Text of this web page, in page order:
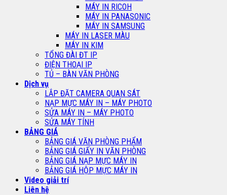
MÁY IN RICOH
MÁY IN PANASONIC
MÁY IN SAMSUNG
MÁY IN LASER MÀU
MÁY IN KIM
TỔNG ĐÀI ĐT IP
ĐIỆN THOẠI IP
TỦ – BÀN VĂN PHÒNG
Dịch vụ
LẮP ĐẶT CAMERA QUAN SÁT
NẠP MỰC MÁY IN – MÁY PHOTO
SỬA MÁY IN – MÁY PHOTO
SỬA MÁY TÍNH
BẢNG GIÁ
BẢNG GIÁ VĂN PHÒNG PHẨM
BẢNG GIÁ GIẤY IN VĂN PHÒNG
BẢNG GIÁ NẠP MỰC MÁY IN
BẢNG GIÁ HỘP MỰC MÁY IN
Video giải trí
Liên hệ